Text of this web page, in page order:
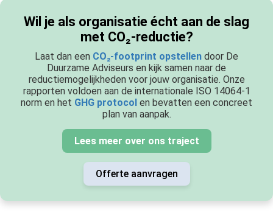
Wil je als organisatie écht aan de slag
met CO₂-reductie?
Laat dan een CO₂-footprint opstellen door De
Duurzame Adviseurs en kijk samen naar de
reductiemogelijkheden voor jouw organisatie. Onze
rapporten voldoen aan de internationale ISO 14064-1
norm en het GHG protocol en bevatten een concreet
plan van aanpak.
Lees meer over ons traject
Offerte aanvragen